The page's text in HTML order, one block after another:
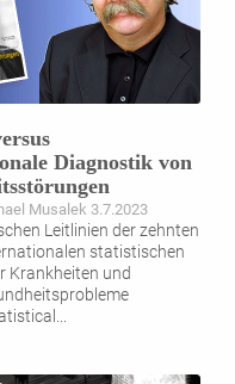
Diagnostik von
Musalek 3.7.2023
Leitlinien der zehnten
statistischen
Krankheiten und
...